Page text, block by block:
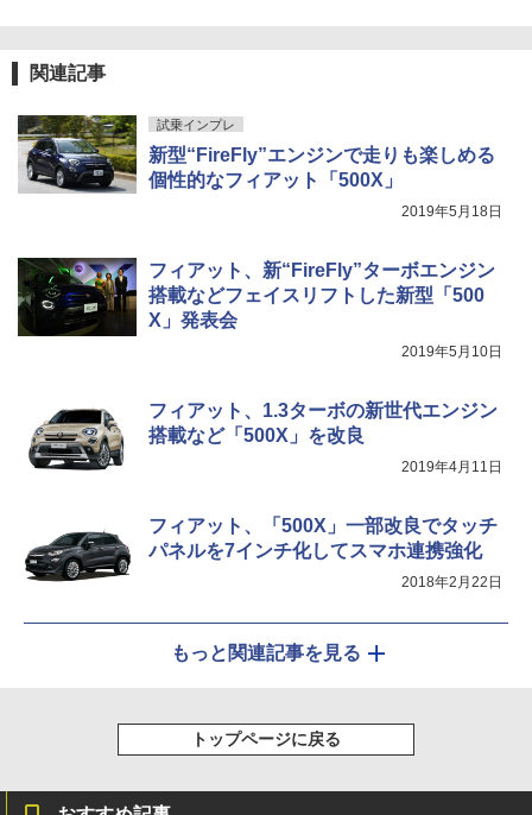
関連記事
試乗インプレ
新型“FireFly”エンジンで走りも楽しめる
個性的なフィアット「500X」
2019年5月18日
フィアット、新“FireFly”ターボエンジン
搭載などフェイスリフトした新型「500
X」発表会
2019年5月10日
フィアット、1.3ターボの新世代エンジン
搭載など「500X」を改良
2019年4月11日
フィアット、「500X」一部改良でタッチ
パネルを7インチ化してスマホ連携強化
2018年2月22日
もっと関連記事を見る
トップページに戻る